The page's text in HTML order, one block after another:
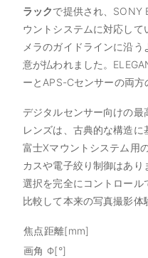
ラックで提供され、SONY
ウントシステムに対応し
メラのガイドラインに沿
意が払われました。
ーとAPS-Cセンサーの両方
デジタルセンサー向けの
レンズは、古典的な構造
富士Xマウントシステム用
カスや電子絞り制御はあ
選択を完全にコントロール
比較して本来の写真撮影体
焦点距離[mm]
画角 Φ[°]